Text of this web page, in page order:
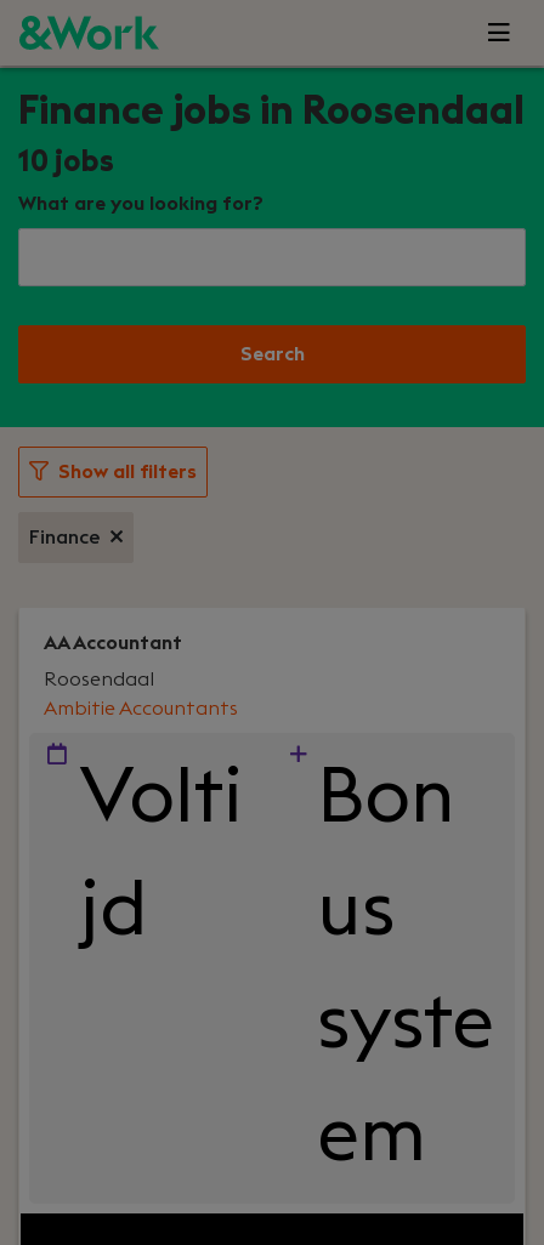
Finance jobs in Roosendaal
10 jobs
What are you looking for?
Search
Show all filters
Finance
AA Accountant
Ambitie Accountants
Roosendaal
Volti
jd
Bon
us
syste
em